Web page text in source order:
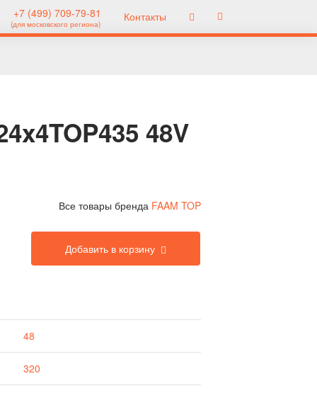
+7 (499) 709-79-81
(для московского региона)
Контакты
48V
Все товары бренда FAAM TOP
Добавить в корзину
48
320